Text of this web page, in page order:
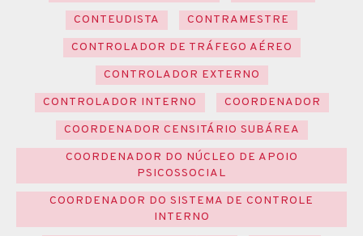
CONTEUDISTA
CONTRAMESTRE
CONTROLADOR DE TRÁFEGO AÉREO
CONTROLADOR EXTERNO
CONTROLADOR INTERNO
COORDENADOR
COORDENADOR CENSITÁRIO SUBÁREA
COORDENADOR DO NÚCLEO DE APOIO
PSICOSSOCIAL
COORDENADOR DO SISTEMA DE CONTROLE
INTERNO